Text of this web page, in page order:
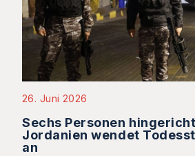
26. Juni 2026
Sechs Personen
Jordanien wendet
an